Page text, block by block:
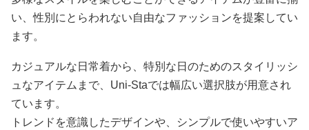
い、性別にとらわれない自由なファッションを提案してい
ます。
カジュアルな日常着から、特別な日のためのスタイリッシ
ュなアイテムまで、Uni-Staでは幅広い選択肢が用意され
ています。
トレンドを意識したデザインや、シンプルで使いやすいア